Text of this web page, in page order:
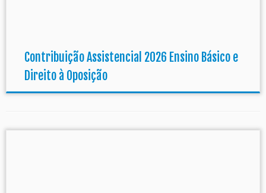
Contribuição Assistencial 2026 Ensino Básico e
Direito à Oposição